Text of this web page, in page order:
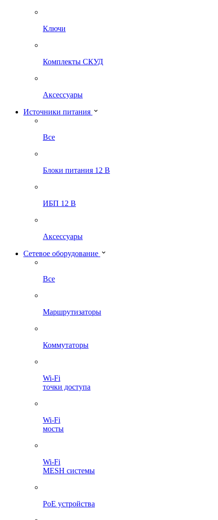
Ключи
Комплекты СКУД
Аксессуары
Источники питания
Все
Блоки питания 12 В
ИБП 12 В
Аксессуары
Сетевое оборудование
Все
Маршрутизаторы
Коммутаторы
Wi-Fi
точки доступа
Wi-Fi
мосты
Wi-Fi
MESH системы
PoE устройства